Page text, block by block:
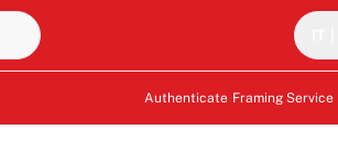
Authenticate Framing Service